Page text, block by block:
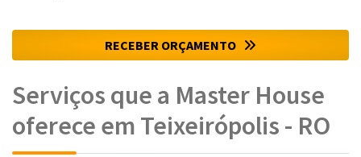
RECEBER ORÇAMENTO
Serviços que a Master House
oferece em Teixeirópolis - RO